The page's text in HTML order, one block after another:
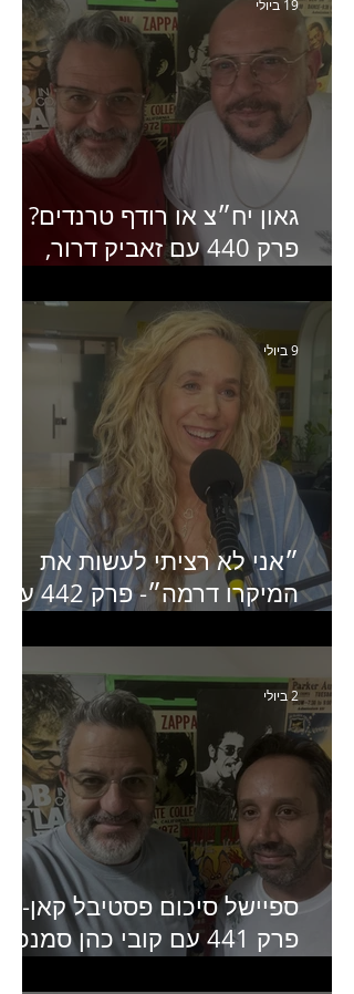
גאון יח״צ או רודף טרנדים?
פרק 440 עם זאביק דרור,
ותקשורת
19 ביולי
״אני לא רציתי לעשות את
המיקרו דרמה״- פרק 442 עם
של יד2
9 ביולי
ספיישל סיכום פסטיבל קאן-
פרק 441 עם קובי כהן
2 ביולי